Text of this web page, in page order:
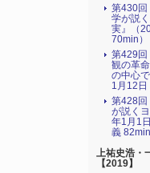
第430回
学が説
実』（
70min）
第429回
観の革
の中心
1月12日
第428回
が説く
年1月1
義 82min
上祐史浩・
【2019】